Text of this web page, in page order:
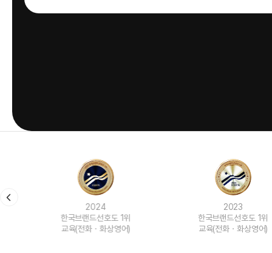
한국브랜드선호도 1위
교육(전화ㆍ화상영어)
한국브랜드선호도 1위
교육(전화ㆍ화상영어)